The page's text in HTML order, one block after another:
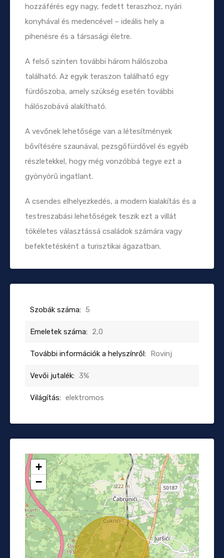
hozzáférés egy nagy, fedett teraszhoz, nyári
konyhával és medencével – ideális hely a
pihenésre és a társasági életre.
A felső szinten további három hálószoba
található. Az egyik teraszon található egy
fürdőszoba, amely szükség esetén további
hálószobává alakítható.
A vevőnek lehetősége van a létesítmények
bővítésére szaunával, pezsgőfürdővel és egyéb
részletekkel, hogy még vonzóbbá tegye ezt a
gyönyörű ingatlant.
A csendes elhelyezkedés, a modern kialakítás és a
testreszabási lehetőségek teszik ezt a villát
tökéletes választássá családok számára vagy
befektetésként a turisztikai ágazatban.
Szobák száma: 5
Emeletek száma: 2,0
További információk a helyszínről: Rovinj
Vevői jutalék: 3%
Világítás: elektromos
+
−